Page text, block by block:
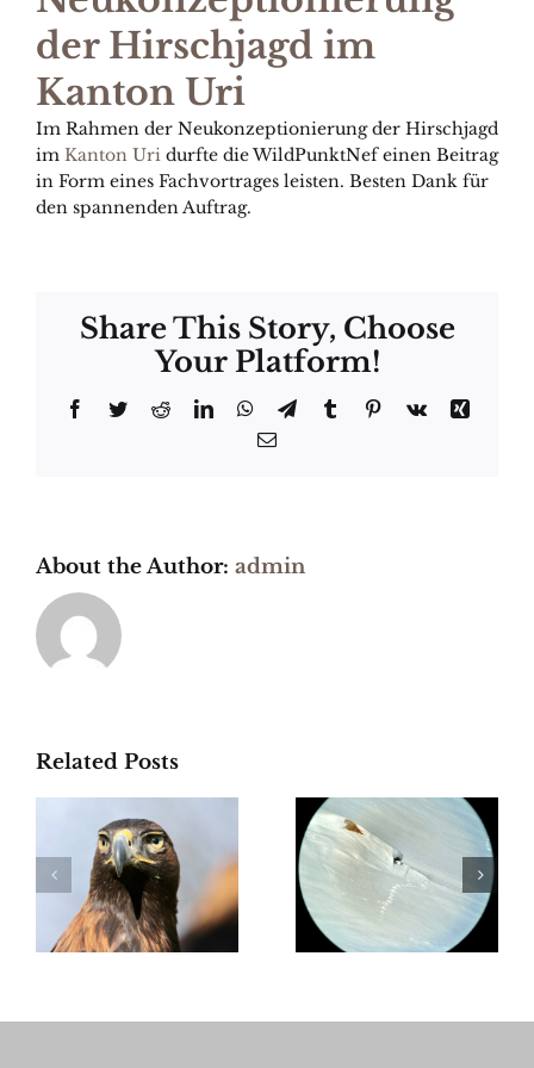
der Hirschjagd im
Kanton Uri
Im Rahmen der Neukonzeptionierung der Hirschjagd
im Kanton Uri durfte die WildPunktNef einen Beitrag
in Form eines Fachvortrages leisten. Besten Dank für
den spannenden Auftrag.
Share This Story, Choose
Your Platform!
Facebook
TwitterRedditLinkedInWhatsApp
TelegramTumblrPinterest
Vk
Xing
Email
About the Author: admin
Related Posts
Bella
Pasqua –
frohe
Ostern
Wildhut
Schweiz